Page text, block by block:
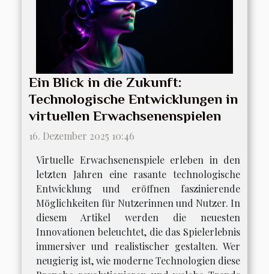
Ein Blick in die Zukunft:
Technologische Entwicklungen in
virtuellen Erwachsenenspielen
16. Dezember 2025 10:46
Virtuelle Erwachsenenspiele erleben in den
letzten Jahren eine rasante technologische
Entwicklung und eröffnen faszinierende
Möglichkeiten für Nutzerinnen und Nutzer. In
diesem Artikel werden die neuesten
Innovationen beleuchtet, die das Spielerlebnis
immersiver und realistischer gestalten. Wer
neugierig ist, wie moderne Technologien diese